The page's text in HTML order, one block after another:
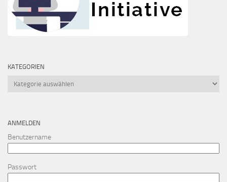
KATEGORIEN
Kategorien
ANMELDEN
Benutzername
Passwort